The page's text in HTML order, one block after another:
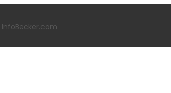
InfoBecker.com